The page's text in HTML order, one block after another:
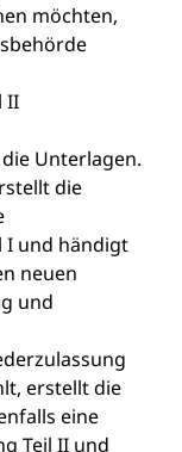
möchten,
II
Unterlagen.
die
I und händigt
neuen
und
erstellt die
eine
Teil II und